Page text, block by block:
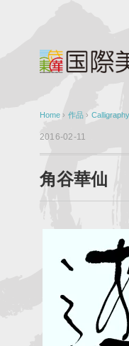
Home › 作品 › Calligraphy
2016-02-11
角谷華仙